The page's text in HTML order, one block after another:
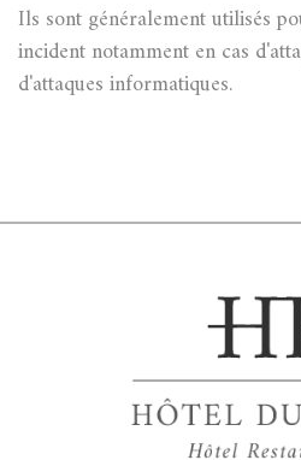
Ils sont généralement utilisés
incident notamment en cas
d'attaques informatiques.